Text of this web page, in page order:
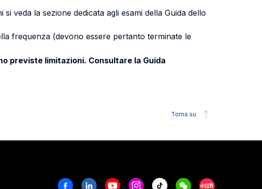
veda la sezione dedicata agli esami della Guida dello
frequenza (devono essere pertanto terminate le
previste limitazioni. Consultare la Guida
Torna su
FacebookLinkedinYoutubeInstagram
Tiktok WeechatXiaohongshu/